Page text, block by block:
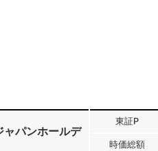
ャパンホールデ
東証P
時価総額